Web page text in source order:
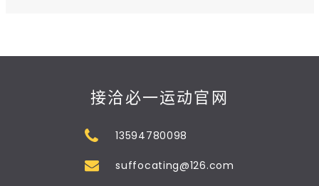
接洽必一运动官网
13594780098
suffocating@126.com